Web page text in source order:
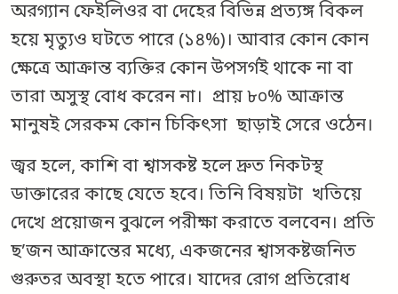
অরগ্যান ফেইলিওর বা দেহের বিভিন্ন প্রত্যঙ্গ বিকল
হয়ে মৃত্যুও ঘটতে পারে (১৪%)। আবার কোন কোন
ক্ষেত্রে আক্রান্ত ব্যক্তির কোন উপসর্গই থাকে না বা
তারা অসুস্থ বোধ করেন না। প্রায় ৮০% আক্রান্ত
মানুষই সেরকম কোন চিকিৎসা ছাড়াই সেরে ওঠেন।
জ্বর হলে, কাশি বা শ্বাসকষ্ট হলে দ্রুত নিকটস্থ
ডাক্তারের কাছে যেতে হবে। তিনি বিষয়টা খতিয়ে
দেখে প্রয়োজন বুঝলে পরীক্ষা করাতে বলবেন। প্রতি
ছ’জন আক্রান্তের মধ্যে, একজনের শ্বাসকষ্টজনিত
গুরুতর অবস্থা হতে পারে। যাদের রোগ প্রতিরোধ